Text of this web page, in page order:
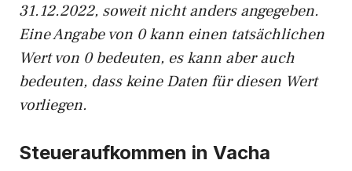
31.12.2022, soweit nicht anders angegeben.
Eine Angabe von 0 kann einen tatsächlichen
Wert von 0 bedeuten, es kann aber auch
bedeuten, dass keine Daten für diesen Wert
vorliegen.
Steueraufkommen in Vacha